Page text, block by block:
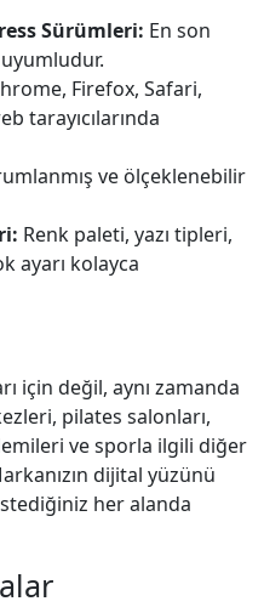
Sürümleri: En son
Firefox, Safari,
tarayıcılarında
ve ölçeklenebilir
Renk paleti, yazı tipleri,
ayarı kolayca
için değil, aynı zamanda
pilates salonları,
ve sporla ilgili diğer
dijital yüzünü
her alanda